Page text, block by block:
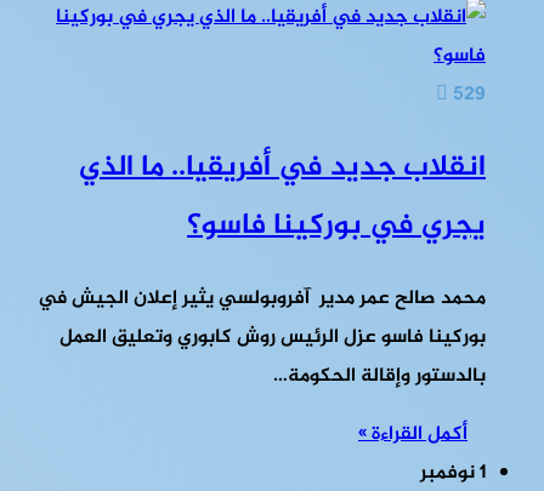
529
انقلاب جديد في أفريقيا.. ما الذي
يجري في بوركينا فاسو؟
محمد صالح عمر مدير آفروبولسي يثير إعلان الجيش في
بوركينا فاسو عزل الرئيس روش كابوري وتعليق العمل
بالدستور وإقالة الحكومة…
أكمل القراءة »
1 نوفمبر